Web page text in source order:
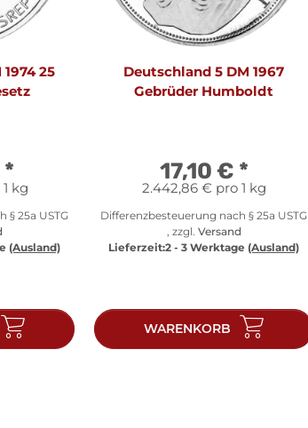
25
*
kg
§ 25a USTG
(Ausland)
Deutschland 5 DM 1967
Gebrüder Humboldt
17,10 € *
2.442,86 € pro 1 kg
Differenzbesteuerung nach § 25a USTG
, zzgl. Versand
Lieferzeit:2 - 3 Werktage (Ausland)
WARENKORB